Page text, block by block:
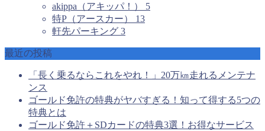
akippa（アキッパ！） 5
特P（アースカー） 13
軒先パーキング 3
最近の投稿
「長く乗るならこれをやれ！」20万㎞走れるメンテナ
ンス
ゴールド免許の特典がヤバすぎる！知って得する5つの
特典とは
ゴールド免許＋SDカードの特典3選！お得なサービス